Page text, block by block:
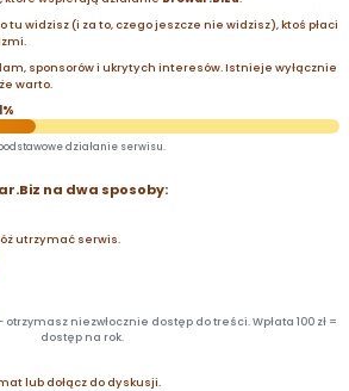
tu widzisz (i za to, czego jeszcze nie widzisz), ktoś płaci
sponsorów i ukrytych interesów. Istnieje wyłącznie
warto.
działanie serwisu.
na dwa sposoby:
utrzymać serwis.
niezwłocznie dostęp do treści. Wpłata 100 zł =
dostęp na rok.
lub dołącz do dyskusji.